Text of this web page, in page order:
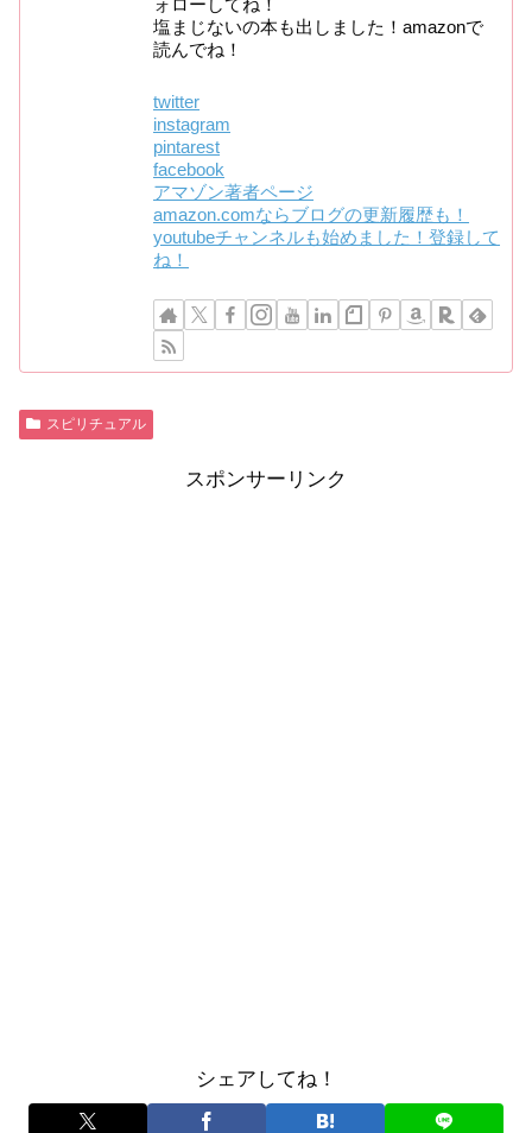
ォローしてね！
塩まじないの本も出しました！amazonで
読んでね！
twitter
instagram
pintarest
facebook
アマゾン著者ページ
amazon.comならブログの更新履歴も！
youtubeチャンネルも始めました！登録して
ね！
スピリチュアル
スポンサーリンク
シェアしてね！